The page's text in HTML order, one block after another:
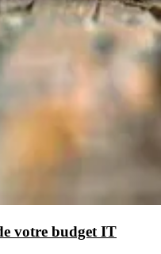
votre budget IT